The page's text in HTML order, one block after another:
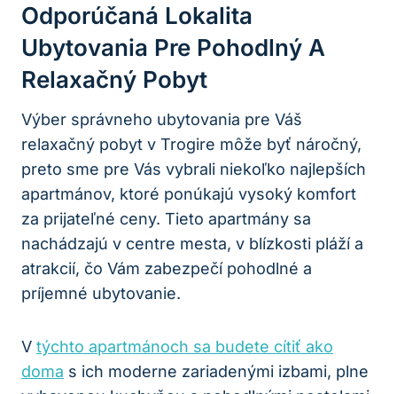
Odporúčaná Lokalita
Ubytovania Pre Pohodlný A
Relaxačný Pobyt
Výber správneho ubytovania pre Váš
relaxačný pobyt v Trogire môže byť náročný,
preto sme pre Vás vybrali niekoľko najlepších
apartmánov, ktoré ponúkajú vysoký komfort
za prijateľné ceny. Tieto apartmány sa
nachádzajú v centre mesta, v blízkosti pláží a
atrakcií, čo Vám zabezpečí pohodlné a
príjemné ubytovanie.
V týchto apartmánoch sa budete cítiť ako
doma s ich moderne zariadenými izbami, plne